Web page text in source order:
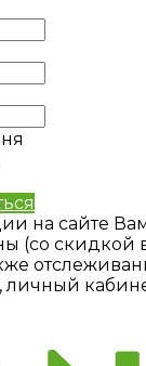
на сайте
(со скидкой
личный